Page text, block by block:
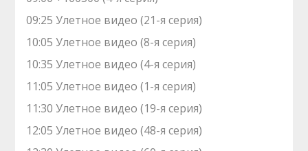
09:25 Улетное видео (21-я серия)
10:05 Улетное видео (8-я серия)
10:35 Улетное видео (4-я серия)
11:05 Улетное видео (1-я серия)
11:30 Улетное видео (19-я серия)
12:05 Улетное видео (48-я серия)